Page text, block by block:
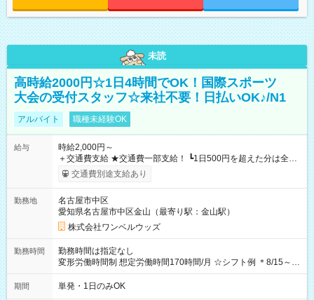
未読
高時給2000円☆1日4時間でOK！国際スポーツ
大会の受付スタッフ☆来社不要！日払いOK♪/N1
アルバイト 職種未経験OK
給与
時給2,000円～
＋交通費支給 ★交通費一部支給！ ┗1日500円を超えた分は全額
支給！ ※往復500円以内の方は自己負担となります ★日払い
OK！（規定あり） ┗働いたその日に現金GET♪ お仕事後はコン
期間なし
交通費別途支給あり
勤務地
名古屋市中区
愛知県名古屋市中区金山（最寄り駅：金山駅）
株式会社ワンベルウッズ
勤務時間
勤務時間は指定なし
変形労働時間制 想定労働時間170時間/月 ☆シフト例 ＊8/15～
10/26 全日共通 08：00～12：00 17：00～21：00 ＊8/31
～9/19のみ下記シフトもあります！ 12：00～16：00 ＊9/6～
期間 単発・1日のみOK